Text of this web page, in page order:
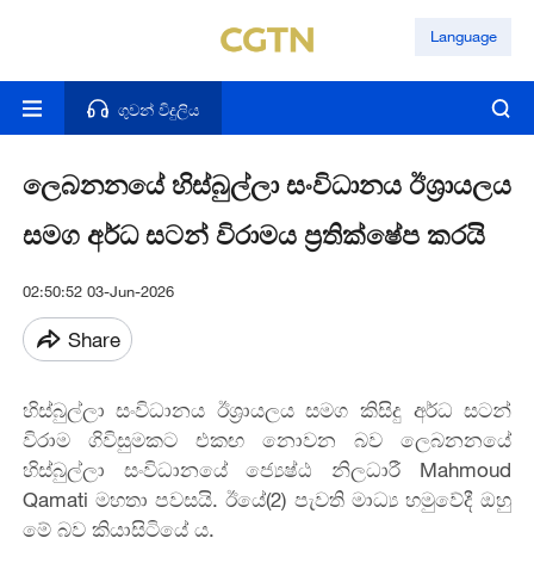
Language
ගුවන් විදුලිය
ලෙබනනයේ හිස්බුල්ලා සංවිධානය ඊශ්‍රායලය
සමග අර්ධ සටන් විරාමය ප්‍රතික්ෂේප කරයි
02:50:52 03-Jun-2026
Share
හිස්බුල්ලා සංවිධානය ඊශ්‍රායලය සමග කිසිදු අර්ධ සටන්
විරාම ගිවිසුමකට එකඟ නොවන බව ලෙබනනයේ
හිස්බුල්ලා සංවිධානයේ ජ්‍යෙෂ්ඨ නිලධාරී Mahmoud
Qamati මහතා පවසයි. ඊයේ(2) පැවති මාධ්‍ය හමුවේදී ඔහු
මේ බව කියාසිටියේ ය.